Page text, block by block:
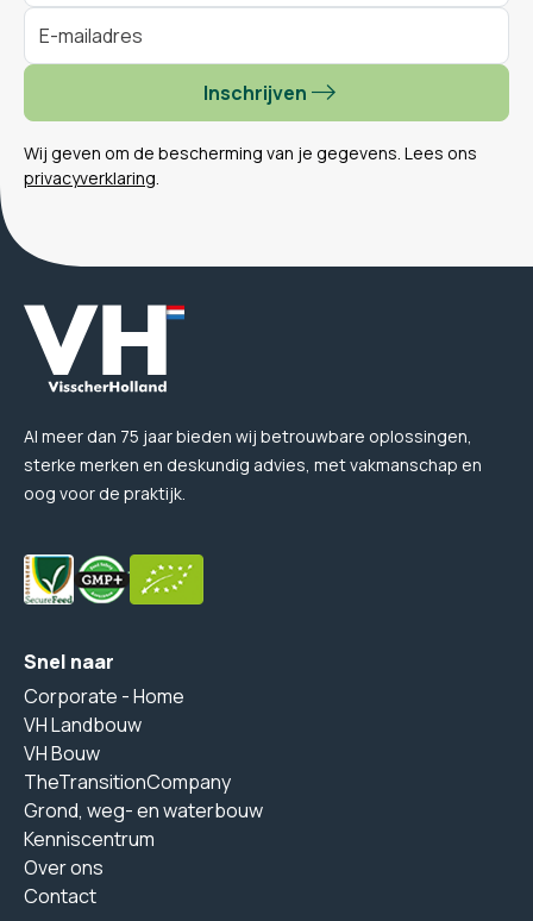
Inschrijven
Wij geven om de bescherming van je gegevens. Lees ons
privacyverklaring.
Al meer dan 75 jaar bieden wij betrouwbare oplossingen,
sterke merken en deskundig advies, met vakmanschap en
oog voor de praktijk.
Snel naar
Corporate - Home
VH Landbouw
VH Bouw
TheTransitionCompany
Grond, weg- en waterbouw
Kenniscentrum
Over ons
Contact